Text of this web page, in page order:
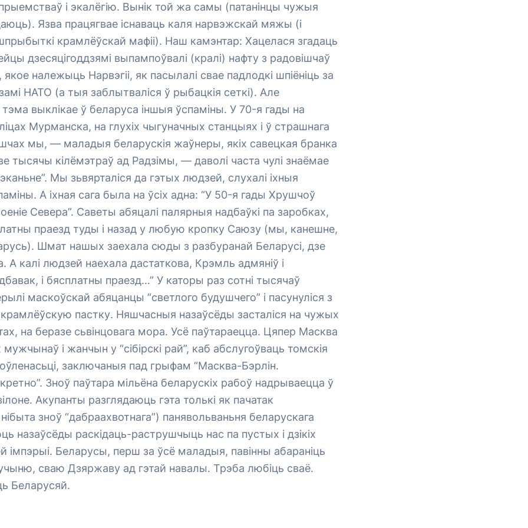
і экалёгію. Вынік той жа самы (патанінцы чужыя
Язва працягвае існаваць каля нарвэжскай мяжы (і
крамлёўскай мафіі). Наш камэнтар: Хацелася згадаць
дзесяцігоддзямі выпампоўвалі (кралі) нафту з радовішчаў
належыць Нарвэгіі, як пасылалі свае падлодкі шпіёніць за
НАТО (а тыя заблытваліся ў рыбацкія сеткі). Але
выклікае ў беларуса іншыя ўспаміны. У 70-я гады на
Мурманска, на глухіх чыгуначных станцыях і ў страшнага
мы, — маладыя беларускія жаўнеры, якіх савецкая бранка
тысячы кілёмэтраў ад Радзімы, — даволі часта чулі знаёмае
Мы зьвярталіся да гэтых людзей, слухалі іхныя
А іхная сага была на ўсіх адна: “У 50-я гады Хрушчоў
Севера”. Саветы абяцалі палярныя надбаўкі па заробках,
праезд туды і назад у любую кропку Саюзу (мы, канешне,
Шмат нашых заехала сюды з разбуранай Беларусі, дзе
А калі людзей наехала дастаткова, Крэмль адмяніў і
і бясплатны праезд…” У каторы раз сотні тысячаў
маскоўскай абяцанцы “светлого будушчего” і пасунуліся з
пастку. Няшчасныя назаўсёды засталіся на чужых
на беразе сьвінцовага мора. Усё паўтараецца. Цяпер Масква
і жанчын у “сібірскі рай”, каб абслугоўваць томскія
заключаныя пад грыфам “Масква-Бэрлін.
Зноў паўтара мільёна беларускіх рабоў надрываецца ў
Акупанты разглядаюць гэта толькі як пачатак
нібыта зноў “дабраахвотнага”) панявольваньня беларускага
назаўсёды раскідаць-раструшчыць нас па пустых і дзікіх
імпэрыі. Беларусы, перш за ўсё маладыя, павінны абараніць
сваю Дзяржаву ад гэтай навалы. Трэба любіць сваё.
Беларусяй.